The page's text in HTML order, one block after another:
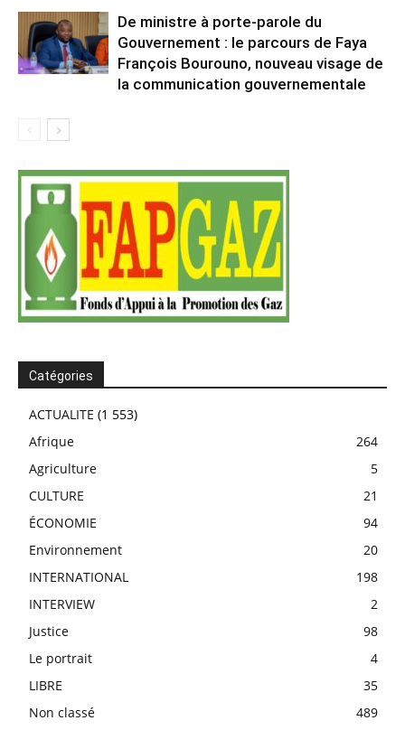
De ministre à porte-parole du
Gouvernement : le parcours de Faya
François Bourouno, nouveau visage de
la communication gouvernementale
Catégories
ACTUALITE (1 553)
Afrique
264
Agriculture
5
CULTURE
21
ÉCONOMIE
94
Environnement
20
INTERNATIONAL
198
INTERVIEW
2
Justice
98
Le portrait
4
LIBRE
35
Non classé
489